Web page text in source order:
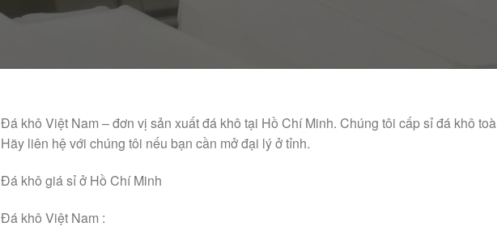
Đá khô Việt Nam – đơn vị sản xuất đá khô tại Hồ Chí Minh. Chúng tôi cấp sỉ đá khô
Hãy liên hệ với chúng tôi nếu bạn cần mở đại lý ở tỉnh.
Đá khô giá sỉ ở Hồ Chí Minh
Đá khô Việt Nam :